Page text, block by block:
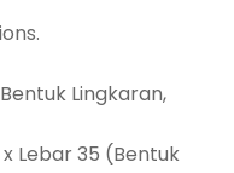
Lingkaran,
Lebar 35 (Bentuk